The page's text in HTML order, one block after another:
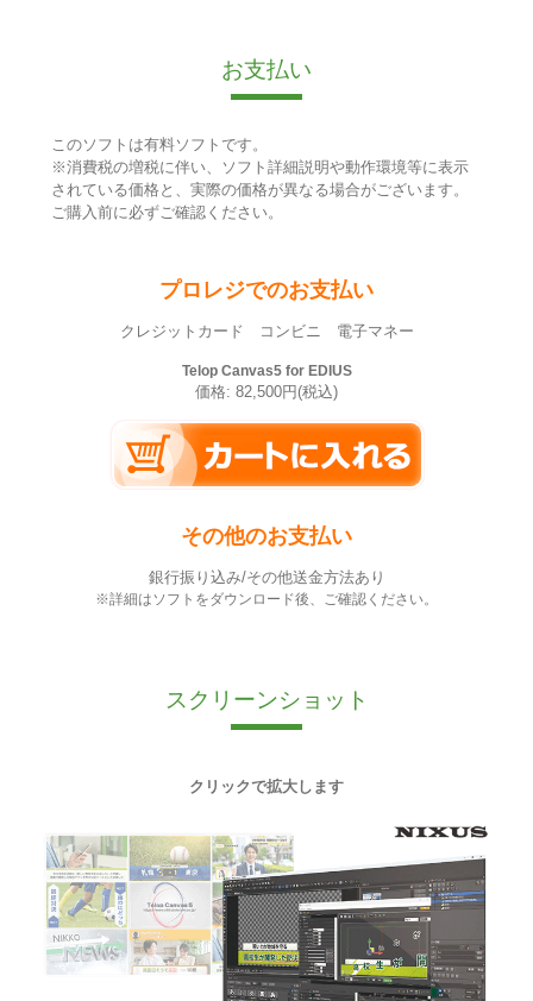
お支払い
このソフトは有料ソフトです。
※消費税の増税に伴い、ソフト詳細説明や動作環境等に表示
されている価格と、実際の価格が異なる場合がございます。
ご購入前に必ずご確認ください。
プロレジでのお支払い
クレジットカード コンビニ 電子マネー
Telop Canvas5 for EDIUS
価格: 82,500円(税込)
その他のお支払い
銀行振り込み/その他送金方法あり
※詳細はソフトをダウンロード後、ご確認ください。
スクリーンショット
クリックで拡大します